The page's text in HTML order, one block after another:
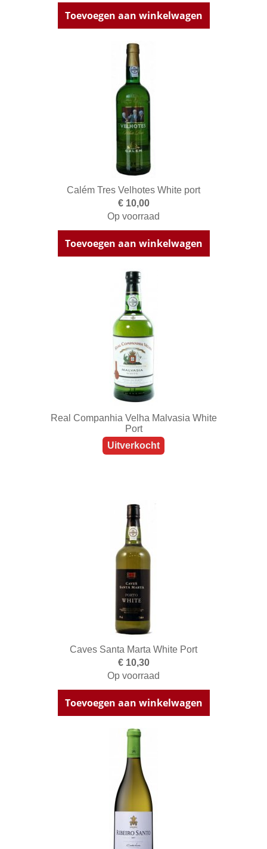
Toevoegen aan winkelwagen
Calém Tres Velhotes White port
€ 10,00
Op voorraad
Toevoegen aan winkelwagen
Real Companhia Velha Malvasia White
Port
Uitverkocht
Caves Santa Marta White Port
€ 10,30
Op voorraad
Toevoegen aan winkelwagen